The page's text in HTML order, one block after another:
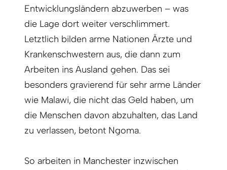
Entwicklungsländern abzuwerben – was
die Lage dort weiter verschlimmert.
Letztlich bilden arme Nationen Ärzte und
Krankenschwestern aus, die dann zum
Arbeiten ins Ausland gehen. Das sei
besonders gravierend für sehr arme Länder
wie Malawi, die nicht das Geld haben, um
die Menschen davon abzuhalten, das Land
zu verlassen, betont Ngoma.
So arbeiten in Manchester inzwischen